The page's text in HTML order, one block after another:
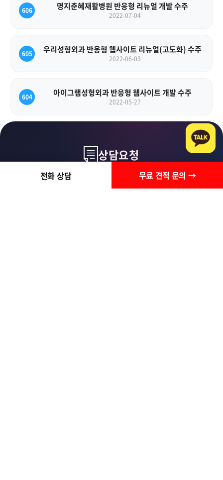
606 명지춘혜재활병원 반응형 리뉴얼 개발 수주
2022-07-04
605 우리성형외과 반응형 웹사이트 리뉴얼(고도화) 수주
2022-06-03
604 아이그램성형외과 반응형 웹사이트 개발 수주
2022-05-27
상담요청
전화 상담 무료 견적 문의 →